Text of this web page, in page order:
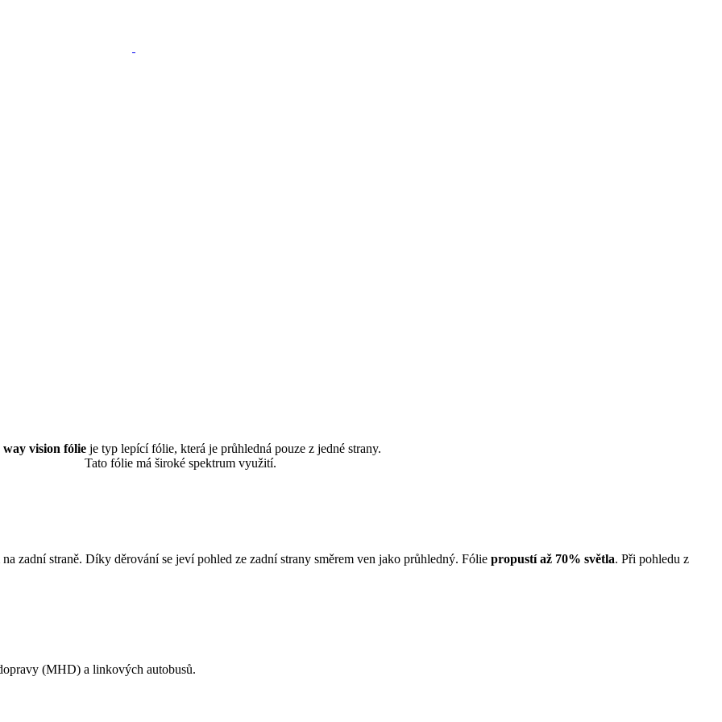
way vision fólieje typ lepící fólie, která je průhledná pouze z jedné strany.
Tato fólie má široké spektrum využití.
zadní straně. Díky děrování se jeví pohled ze zadní strany směrem ven jako průhledný. Fólie propustí až 70% světla. Při pohledu z
(MHD) a linkových autobusů.